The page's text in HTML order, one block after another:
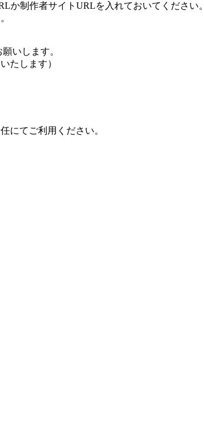
か制作者サイトURLを入れておいてください。
いします。
たします）
にてご利用ください。